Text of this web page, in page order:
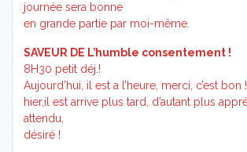
journée sera bonne
en grande partie par moi-même.
SAVEUR DE L’humble consentement !
8H30 petit déj.!
Aujourd’hui, il est a l’heure, merci, c’est bon !
hier,il est arrive plus tard, d’autant plus
attendu,
désiré !